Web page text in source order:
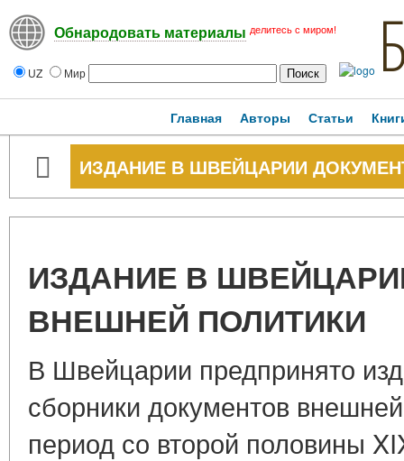
Обнародовать материалы делитесь с миром!
UZ Мир
Главная Авторы Статьи
ИЗДАНИЕ В ШВЕЙЦАРИИ
ИЗДАНИЕ В
ВНЕШНЕЙ ПОЛИТИКИ
В Швейцарии предпринято
сборники документов
период со второй половины